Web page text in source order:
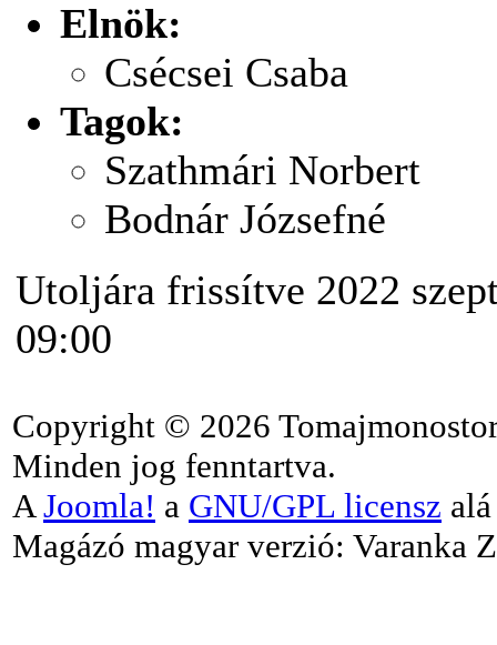
Elnök:
Csécsei Csaba
Tagok:
Szathmári Norbert
Bodnár Józsefné
Utoljára frissítve 2022
09:00
Copyright © 2026
Minden jog fenntartva.
A Joomla! a GNU/GPL licensz
Magázó magyar verzió: Varanka